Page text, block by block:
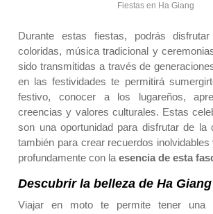
Fiestas en Ha Giang
Durante estas fiestas, podrás
coloridas, música tradicional y
sido transmitidas a través de
en las festividades te permitirá
festivo, conocer a los lugareños,
creencias y valores culturales. Estas
son una oportunidad para disfrutar de la
también para crear recuerdos
profundamente con laesencia de esta
Descubrir la belleza de Ha
Viajar en moto te permite tener una